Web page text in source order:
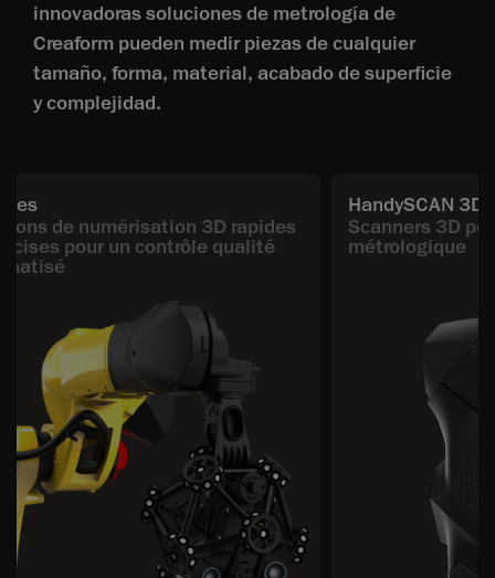
innovadoras soluciones de metrología de
Creaform pueden medir piezas de cualquier
tamaño, forma, material, acabado de superficie
y complejidad.
de numérisation 3D rapides
pour un contrôle qualité
HandySCAN 3D
Scanners 3D
métrologique